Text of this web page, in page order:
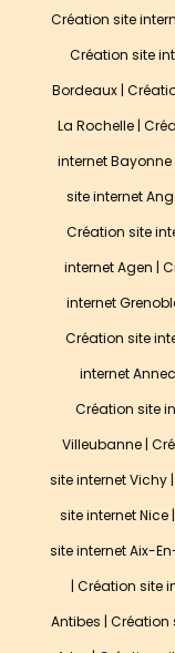
Création site
Création site
Bordeaux |
La Rochelle|
internet Bayonne
site internet
Création site
internet Agen |
internet
Création site
internet
Création site
Villeubanne |
site internet Vichy|
site internet Nice
site internet Aix-
|Création site
Antibes | Création